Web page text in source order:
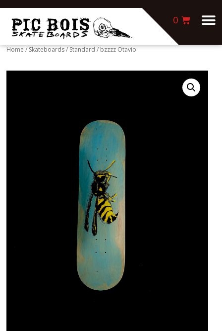
0
Home /Skateboards/Standard / bzzzz Otavio